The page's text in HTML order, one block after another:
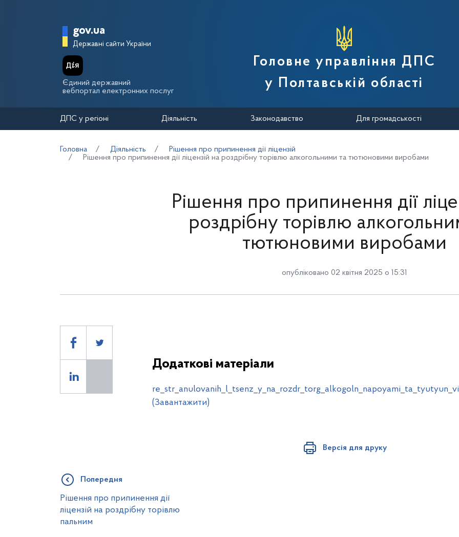
Головна сторінка Державної податкової служби України
gov.ua
Державні сайти України
Єдиний державний
вебпортал електронних послуг
Головне управління ДПС
у Полтавській області
ДПС у регіоні Діяльність Законодавство Для громадськості
Головна Діяльність
Рішення про припинення дії ліцензій
Рішення про припинення дії ліцензій на роздрібну торівлю алкогольними та тютюновими виробами
Рішення про припинення дії
роздрібну торівлю
тютюновими виробами
опубліковано 02 квітня 2025 о 15:31
Додаткові матеріали
(Завантажити)
Версія для друку
Попередня
Рішення про припинення дії
ліцензій на роздрібну торівлю
пальним